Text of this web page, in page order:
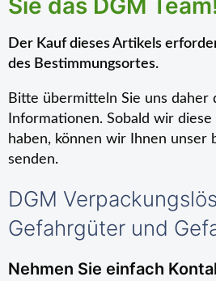
Sie das DGM
Der Kauf dieses Artikels
des Bestimmungsortes.
Bitte übermitteln Sie uns daher
Informationen. Sobald wir
haben, können wir Ihnen unser
senden.
DGM
Gefahrgüter und
Nehmen Sie einfach